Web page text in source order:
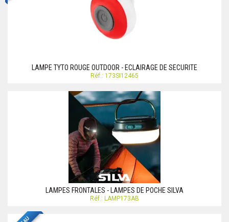
LAMPE TYTO ROUGE OUTDOOR - ECLAIRAGE DE SECURITE
Réf.: 173SI12465
LAMPES FRONTALES - LAMPES DE POCHE SILVA
Réf.: LAMP173AB